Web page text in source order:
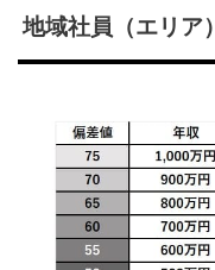
地域社員（エリア）